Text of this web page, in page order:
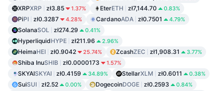
XRPXRP zł3.85 1.37% EterETH zł7,144.70 0.83%
PiPI zł0.3287 4.28% CardanoADA zł0.7501 4.79%
SolanaSOL zł274.29 0.41%
HyperliquidHYPE zł211.96 2.96%
HeimaHEI zł0.9042 25.74% ZcashZEC zł1,908.31 3.77%
Shiba InuSHIB zł0.0000173 1.57%
SKYAISKYAI zł0.4159 34.89% StellarXLM zł0.6011 0.38%
SuiSUI zł2.52 0.00% DogecoinDOGE zł0.2593 0.84%